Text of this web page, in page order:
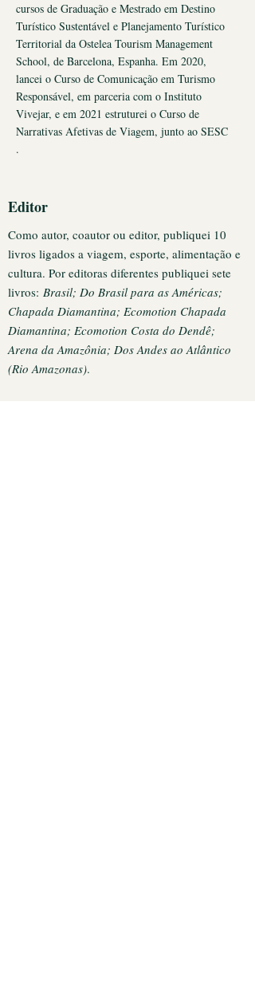
cursos de Graduação e Mestrado em Destino
Turístico Sustentável e Planejamento Turístico
Territorial da Ostelea Tourism Management
School, de Barcelona, Espanha. Em 2020,
lancei o Curso de Comunicação em Turismo
Responsável, em parceria com o Instituto
Vivejar, e em 2021 estruturei o Curso de
Narrativas Afetivas de Viagem, junto ao SESC
.
Editor
Como autor, coautor ou editor, publiquei 10
livros ligados a viagem, esporte, alimentação e
cultura. Por editoras diferentes publiquei sete
livros: Brasil; Do Brasil para as Américas;
Chapada Diamantina; Ecomotion Chapada
Diamantina; Ecomotion Costa do Dendê;
Arena da Amazônia; Dos Andes ao Atlântico
(Rio Amazonas).